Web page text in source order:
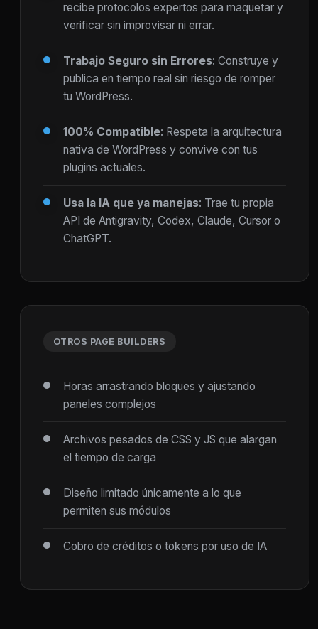
recibe protocolos expertos para maquetar y
verificar sin improvisar ni errar.
Trabajo Seguro sin Errores: Construye y
publica en tiempo real sin riesgo de romper
tu WordPress.
100% Compatible: Respeta la arquitectura
nativa de WordPress y convive con tus
plugins actuales.
Usa la IA que ya manejas: Trae tu propia
API de Antigravity, Codex, Claude, Cursor o
ChatGPT.
OTROS PAGE BUILDERS
Horas arrastrando bloques y ajustando
paneles complejos
Archivos pesados de CSS y JS que alargan
el tiempo de carga
Diseño limitado únicamente a lo que
permiten sus módulos
Cobro de créditos o tokens por uso de IA